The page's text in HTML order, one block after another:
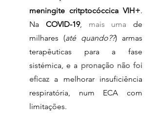
meningite critptocóccica VIH+.
Na COVID-19, mais uma de
milhares (até quando??) armas
terapêuticas para a fase
sistémica, e a pronação não foi
eficaz a melhorar insuficiência
respiratória, num ECA com
limitações.